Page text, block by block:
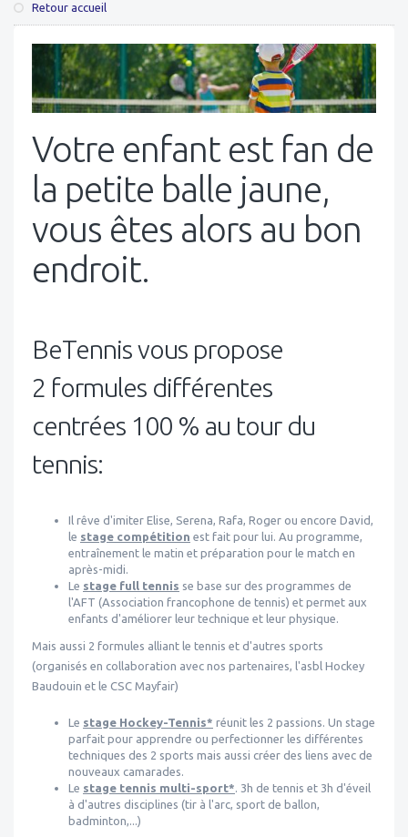
Retour accueil
Votre enfant est fan de
la petite balle jaune,
vous êtes alors au bon
endroit.
BeTennis vous propose
2 formules différentes
centrées 100 % au tour du
tennis:
Il rêve d'imiter Elise, Serena, Rafa, Roger ou encore David,
le stage compétition est fait pour lui. Au programme,
entraînement le matin et préparation pour le match en
après-midi.
Le stage full tennis se base sur des programmes de
l'AFT (Association francophone de tennis) et permet aux
enfants d'améliorer leur technique et leur physique.
Mais aussi 2 formules alliant le tennis et d'autres sports
(organisés en collaboration avec nos partenaires, l'asbl Hockey
Baudouin et le CSC Mayfair)
Le stage Hockey-Tennis* réunit les 2 passions. Un stage
parfait pour apprendre ou perfectionner les différentes
techniques des 2 sports mais aussi créer des liens avec de
nouveaux camarades.
Le stage tennis multi-sport* . 3h de tennis et 3h d'éveil
à d'autres disciplines (tir à l'arc, sport de ballon,
badminton,...)